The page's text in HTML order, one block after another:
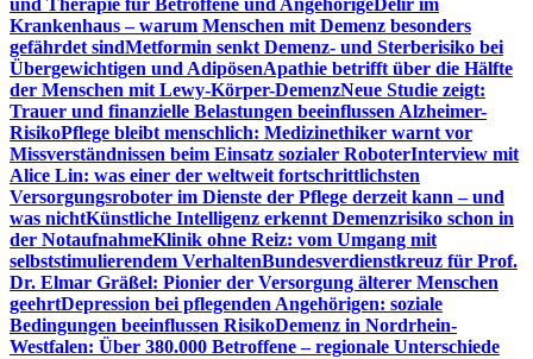
und Therapie für Betroffene und AngehörigeDelir im
Krankenhaus – warum Menschen mit Demenz besonders
gefährdet sindMetformin senkt Demenz- und Sterberisiko bei
Übergewichtigen und AdipösenApathie betrifft über die Hälfte
der Menschen mit Lewy-Körper-DemenzNeue Studie zeigt:
Trauer und finanzielle Belastungen beeinflussen Alzheimer-
RisikoPflege bleibt menschlich: Medizinethiker warnt vor
Missverständnissen beim Einsatz sozialer RoboterInterview mit
Alice Lin: was einer der weltweit fortschrittlichsten
Versorgungsroboter im Dienste der Pflege derzeit kann – und
was nichtKünstliche Intelligenz erkennt Demenzrisiko schon in
der NotaufnahmeKlinik ohne Reiz: vom Umgang mit
selbststimulierendem VerhaltenBundesverdienstkreuz für Prof.
Dr. Elmar Gräßel: Pionier der Versorgung älterer Menschen
geehrtDepression bei pflegenden Angehörigen: soziale
Bedingungen beeinflussen RisikoDemenz in Nordrhein-
Westfalen: Über 380.000 Betroffene – regionale Unterschiede